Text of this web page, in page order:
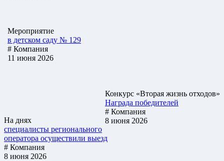
Мероприятие
в детском саду № 129
# Компания
11 июня 2026
Конкурс «Вторая жизнь отходов»
Награда победителей
# Компания
8 июня 2026
На днях
специалисты регионального
оператора осуществили выезд
# Компания
8 июня 2026